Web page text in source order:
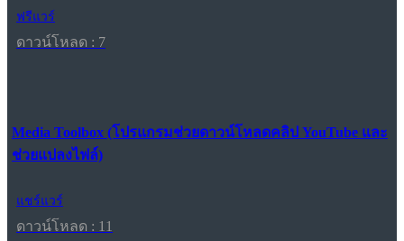
ฟรีแวร์
ดาวน์โหลด : 7
Media Toolbox (โปรแกรมช่วยดาวน์โหลดคลิป YouTube และ
ช่วยแปลงไฟล์)
แชร์แวร์
ดาวน์โหลด : 11